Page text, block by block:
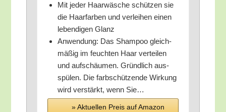
Mit jeder Haar­wä­sche schüt­zen sie
die Haar­far­ben und ver­lei­hen einen
leben­di­gen Glanz
Anwen­dung: Das Sham­poo gleich­
mä­ßig im feuch­ten Haar ver­tei­len
und auf­schäu­men. Gründ­lich aus­
spü­len. Die farb­schüt­zen­de Wir­kung
wird ver­stärkt, wenn Sie…
» Aktu­el­len Preis auf Ama­zon